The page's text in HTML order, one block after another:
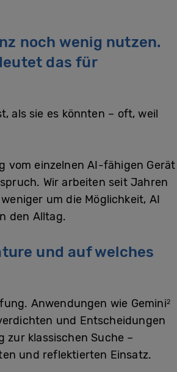
noch wenig nutzen.
das für
als sie es könnten – oft, weil
vom einzelnen AI-fähigen Gerät
Wir arbeiten seit Jahren
um die Möglichkeit, AI
den Alltag.
und auf welches
Anwendungen wie Gemini2
und Entscheidungen
klassischen Suche –
und reflektierten Einsatz.